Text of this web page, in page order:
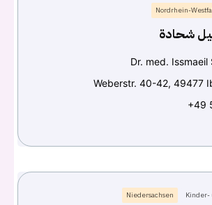
Nordrhein-
شحادة
Dr. med. Issmaeil
Weberstr. 40-42, 49477
+49
Kinder-
Niedersachsen